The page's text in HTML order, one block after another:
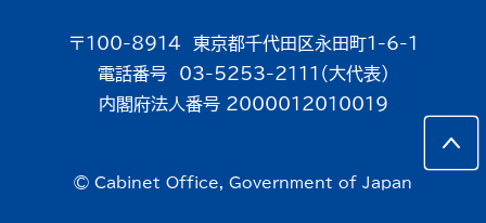
〒100-8914 東京都千代田区永田町1-6-1
電話番号 03-5253-2111（大代表）
内閣府法人番号 2000012010019
© Cabinet Office, Government of Japan